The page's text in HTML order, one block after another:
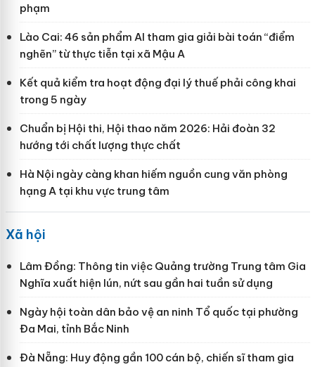
phạm
Lào Cai: 46 sản phẩm AI tham gia giải bài toán “điểm
nghẽn” từ thực tiễn tại xã Mậu A
Kết quả kiểm tra hoạt động đại lý thuế phải công khai
trong 5 ngày
Chuẩn bị Hội thi, Hội thao năm 2026: Hải đoàn 32
hướng tới chất lượng thực chất
Hà Nội ngày càng khan hiếm nguồn cung văn phòng
hạng A tại khu vực trung tâm
Xã hội
Lâm Đồng: Thông tin việc Quảng trường Trung tâm Gia
Nghĩa xuất hiện lún, nứt sau gần hai tuần sử dụng
Ngày hội toàn dân bảo vệ an ninh Tổ quốc tại phường
Đa Mai, tỉnh Bắc Ninh
Đà Nẵng: Huy động gần 100 cán bộ, chiến sĩ tham gia